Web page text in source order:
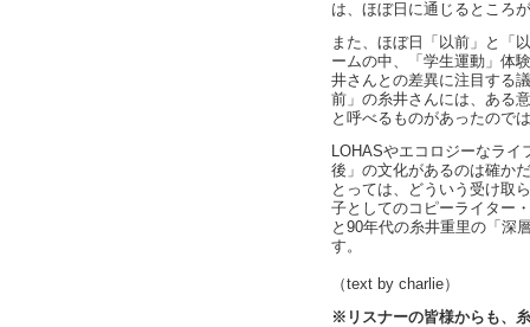
は、ほぼ日に通じるところ
また、ほぼ日「以前」と「
ームの中、「学生運動」体
井さんとの差異に注目する
前」の糸井さんには、ある
と呼べるものがあったので
LOHASやエコロジーなライ
後」の文化があるのは確か
とっては、どういう受け取
子としてのコピーライター
と90年代の糸井重里の「深
す。
（text by charlie）
※リスナーの皆様からも、